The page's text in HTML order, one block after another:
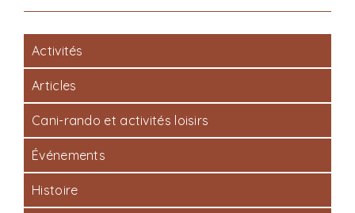
Activités
Articles
Cani-rando et activités loisirs
Événements
Histoire